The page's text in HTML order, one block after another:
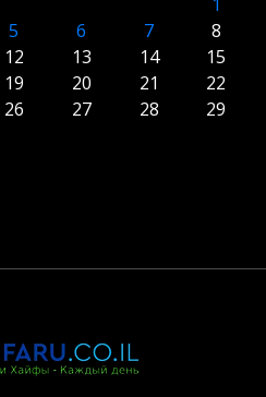
5 6 7
8
12 13 14
15
19 20 21
22
26 27 28
29